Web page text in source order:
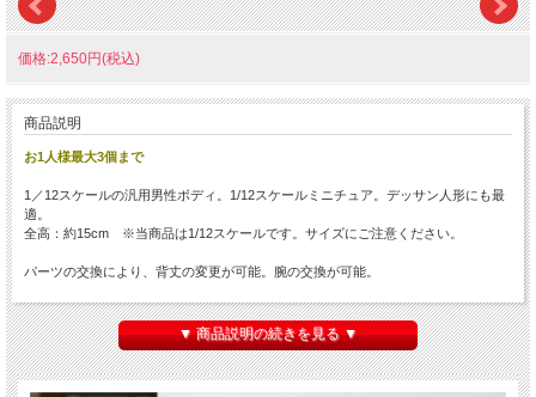
価格:2,650円(税込)
商品説明
お1人様最大3個まで
1／12スケールの汎用男性ボディ。1/12スケールミニチュア。デッサン人形にも最
適。
全高：約15cm ※当商品は1/12スケールです。サイズにご注意ください。
パーツの交換により、背丈の変更が可能。腕の交換が可能。
1/12 Head、 Neck (long/short/extra-short)、 The body、 Six seamless front
arms、 Foot connection (long/short/extra-short)、 Sole of the foot、 Transparent
thin foot bracket、 **The first batch of free a pair of sandals**
▼ 商品説明の続きを見る ▼